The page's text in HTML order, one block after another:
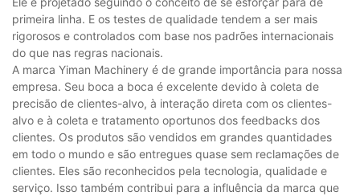
primeira linha. E os testes de qualidade tendem a ser mais
rigorosos e controlados com base nos padrões internacionais
do que nas regras nacionais.
A marca Yiman Machinery é de grande importância para nossa
empresa. Seu boca a boca é excelente devido à coleta de
precisão de clientes-alvo, à interação direta com os clientes-
alvo e à coleta e tratamento oportunos dos feedbacks dos
clientes. Os produtos são vendidos em grandes quantidades
em todo o mundo e são entregues quase sem reclamações de
clientes. Eles são reconhecidos pela tecnologia, qualidade e
serviço. Isso também contribui para a influência da marca que